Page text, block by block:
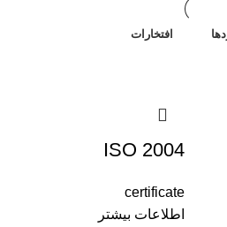
افتخارات
ISO 2004
certificate
اطلاعات بیشتر